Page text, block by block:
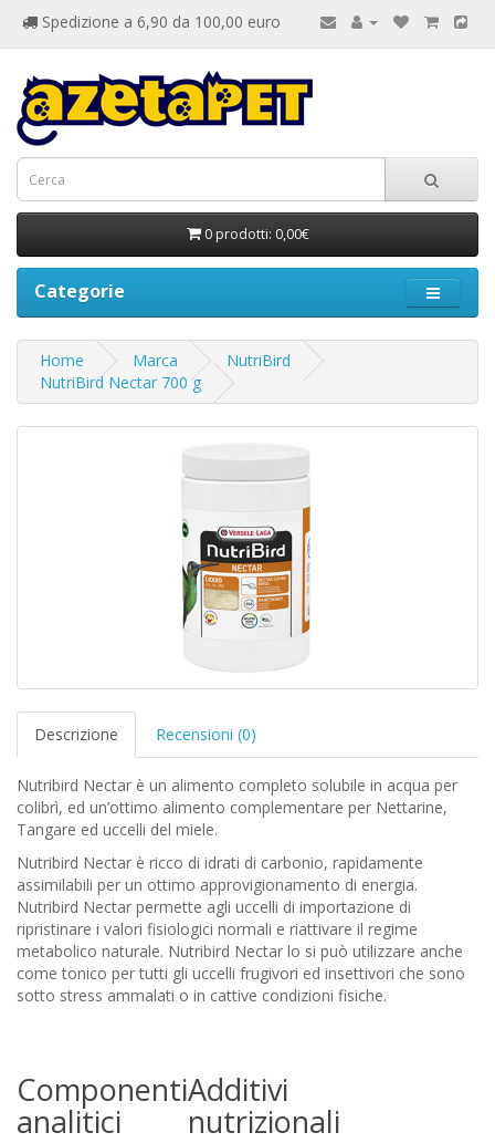
Spedizione a 6,90 da 100,00 euro
0 prodotti: 0,00€
Categorie
Home Marca
NutriBird
NutriBird Nectar 700 g
Descrizione Recensioni (0)
Nutribird Nectar è un alimento completo solubile in acqua per
colibrì, ed un’ottimo alimento complementare per Nettarine,
Tangare ed uccelli del miele.
Nutribird Nectar è ricco di idrati di carbonio, rapidamente
assimilabili per un ottimo approvigionamento di energia.
Nutribird Nectar permette agli uccelli di importazione di
ripristinare i valori fisiologici normali e riattivare il regime
metabolico naturale. Nutribird Nectar lo si può utilizzare anche
come tonico per tutti gli uccelli frugivori ed insettivori che sono
sotto stress ammalati o in cattive condizioni fisiche.
Componenti
analitici
Additivi
nutrizionali